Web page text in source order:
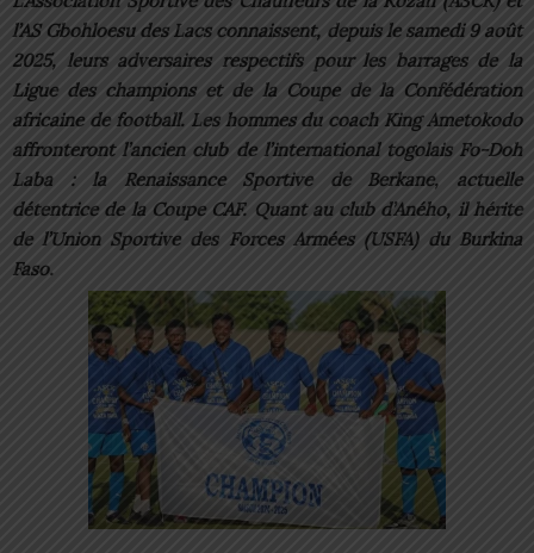
l’AS Gbohloesu des Lacs connaissent, depuis le samedi 9 août
2025, leurs adversaires respectifs pour les barrages de la
Ligue des champions et de la Coupe de la Confédération
africaine de football. Les hommes du coach King Ametokodo
affronteront l’ancien club de l’international togolais Fo-Doh
Laba : la Renaissance Sportive de Berkane, actuelle
détentrice de la Coupe CAF. Quant au club d’Aného, il hérite
de l’Union Sportive des Forces Armées (USFA) du Burkina
Faso.